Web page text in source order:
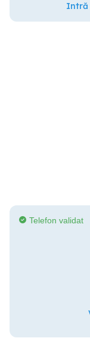
Intră
Telefon validat